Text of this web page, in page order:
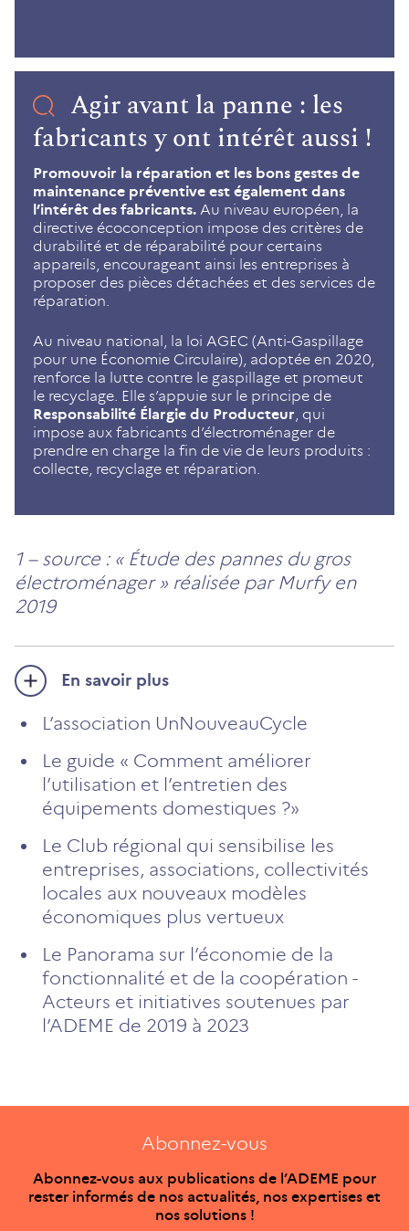
Agir avant la panne : les
fabricants y ont intérêt aussi !
Promouvoir la réparation et les bons gestes de
maintenance préventive est également dans
l’intérêt des fabricants. Au niveau européen, la
directive écoconception impose des critères de
durabilité et de réparabilité pour certains
appareils, encourageant ainsi les entreprises à
proposer des pièces détachées et des services de
réparation.
Au niveau national, la loi AGEC (Anti-Gaspillage
pour une Économie Circulaire), adoptée en 2020,
renforce la lutte contre le gaspillage et promeut
le recyclage. Elle s’appuie sur le principe de
Responsabilité Élargie du Producteur, qui
impose aux fabricants d’électroménager de
prendre en charge la fin de vie de leurs produits :
collecte, recyclage et réparation.
1 – source : « Étude des pannes du gros
électroménager » réalisée par Murfy en
2019
En savoir plus
L’association UnNouveauCycle
Le guide « Comment améliorer
l’utilisation et l’entretien des
équipements domestiques ?»
Le Club régional qui sensibilise les
entreprises, associations, collectivités
locales aux nouveaux modèles
économiques plus vertueux
Le Panorama sur l’économie de la
fonctionnalité et de la coopération -
Acteurs et initiatives soutenues par
l’ADEME de 2019 à 2023
Abonnez-vous
Abonnez-vous aux publications de l’ADEME pour
rester informés de nos actualités, nos expertises et
nos solutions !